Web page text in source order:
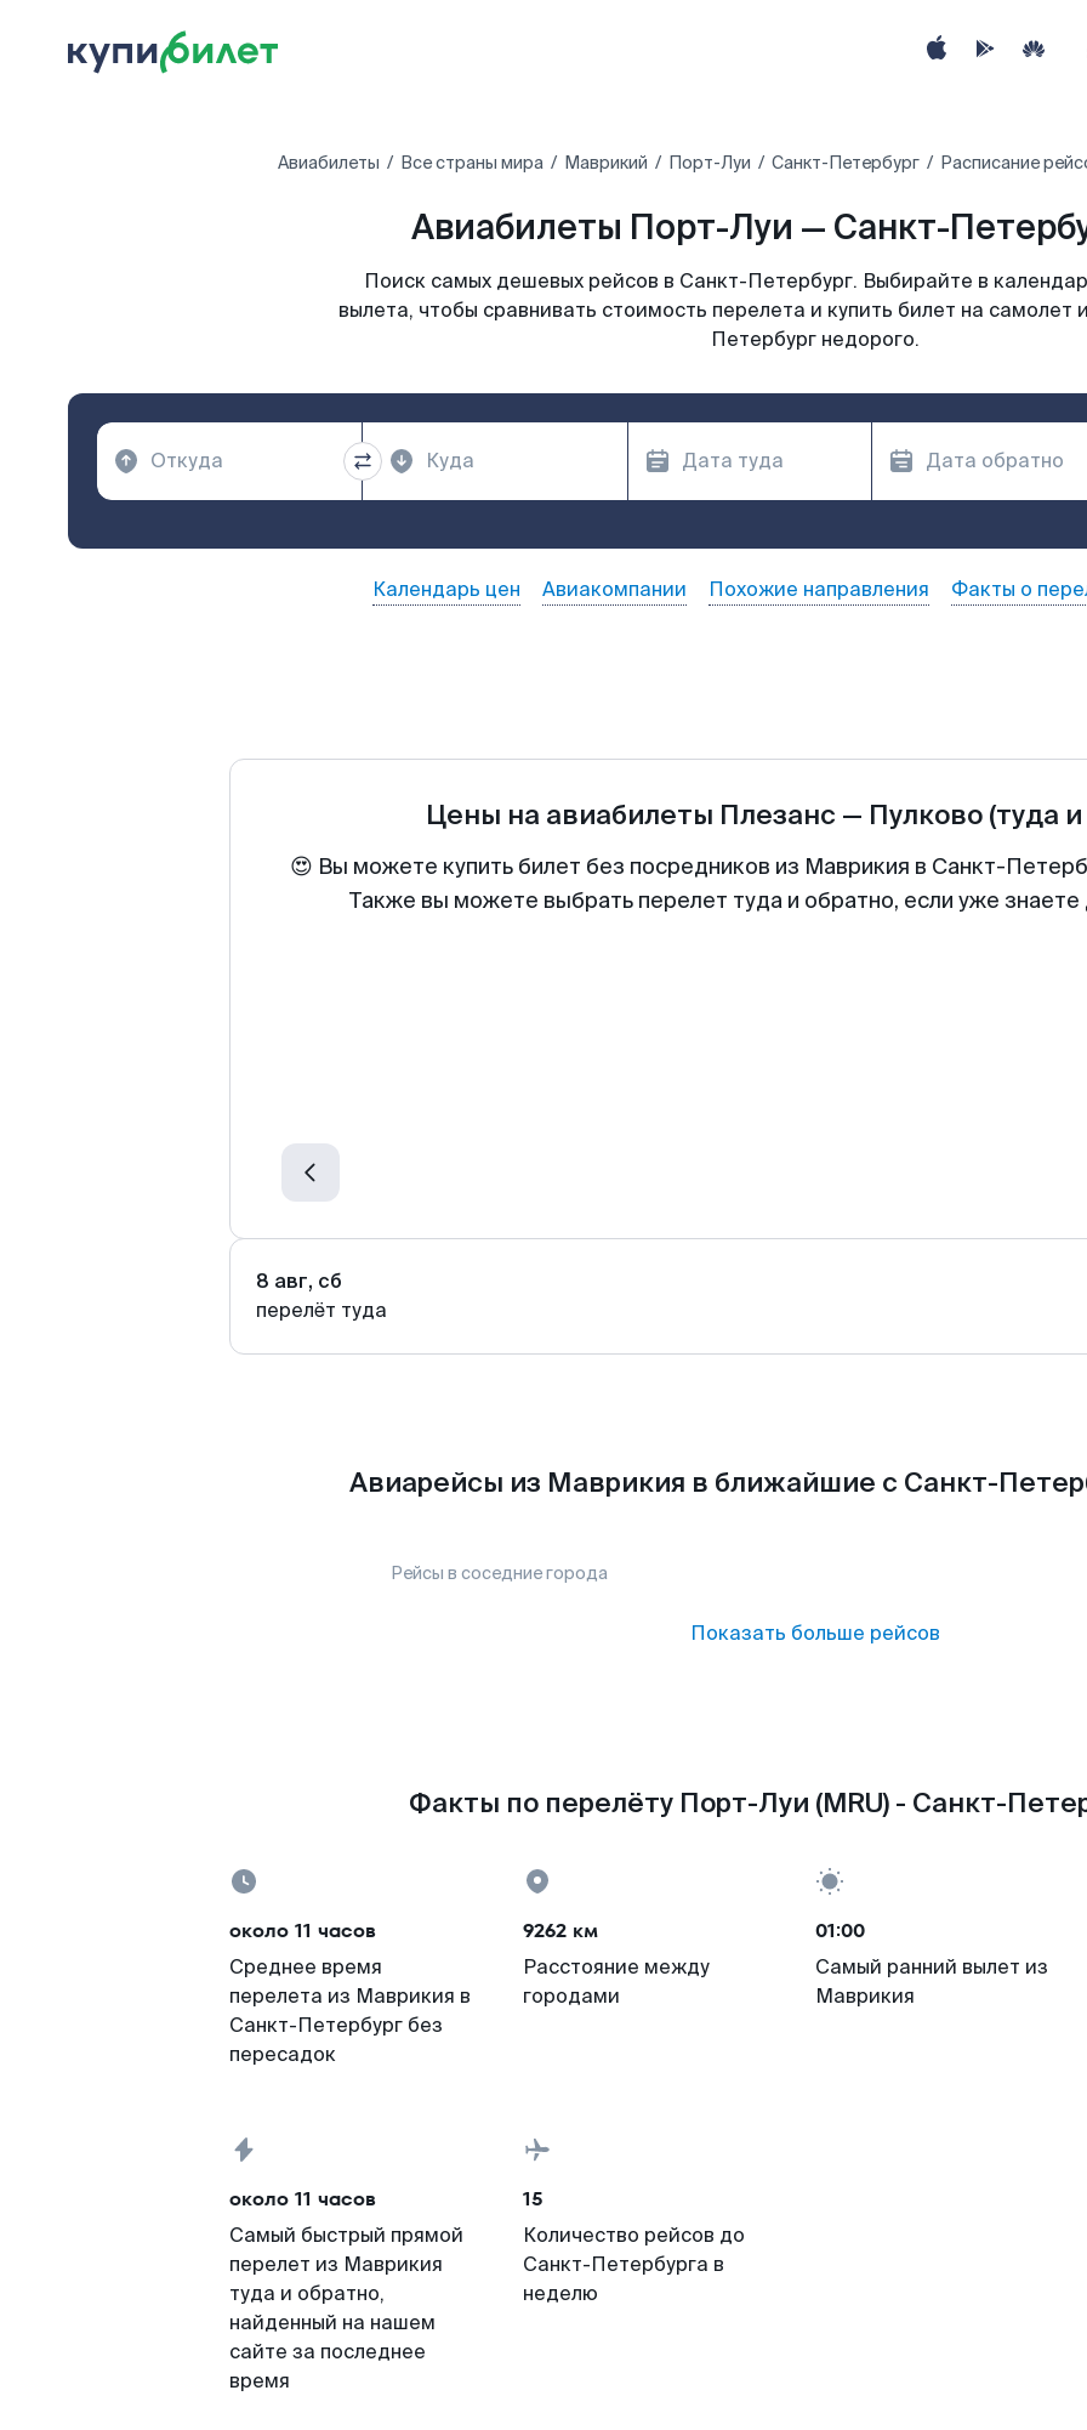
Авиабилеты Все страны мира Маврикий‎ Порт-Луи Санкт-Петербург Расписание
Авиабилеты Порт-Луи — Санкт-
Поиск самых дешевых рейсов в Санкт-Петербург. Выбирайте в
вылета, чтобы сравнивать стоимость перелета и купить билет на самолет
Петербург недорого.
Календарь цен Авиакомпании Похожие направления Факты о
Цены на авиабилеты Плезанс — Пулково (туда
😍 Вы можете купить билет без посредников из Маврикия в Санкт-
Также вы можете выбрать перелет туда и обратно, если уже
8 авг, сб
перелёт туда
Авиарейсы из Маврикия в ближайшие с Санкт-
Рейсы в соседние города
Показать больше рейсов
Факты по перелёту Порт-Луи (MRU) - Санкт-
около 11 часов
Среднее время
перелета из Маврикия в
Санкт-Петербург без
пересадок
9262 км
Расстояние между
городами
01:00
Самый ранний вылет из
Маврикия
около 11 часов
Самый быстрый прямой
перелет из Маврикия
туда и обратно,
найденный на нашем
сайте за последнее
время
15
Количество рейсов до
Санкт-Петербурга в
неделю